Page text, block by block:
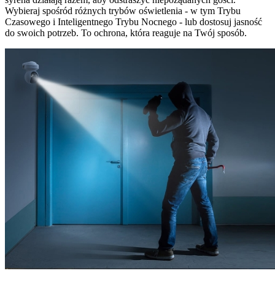
Wybieraj spośród różnych trybów oświetlenia - w tym Trybu
Czasowego i Inteligentnego Trybu Nocnego - lub dostosuj jasność
do swoich potrzeb. To ochrona, która reaguje na Twój sposób.